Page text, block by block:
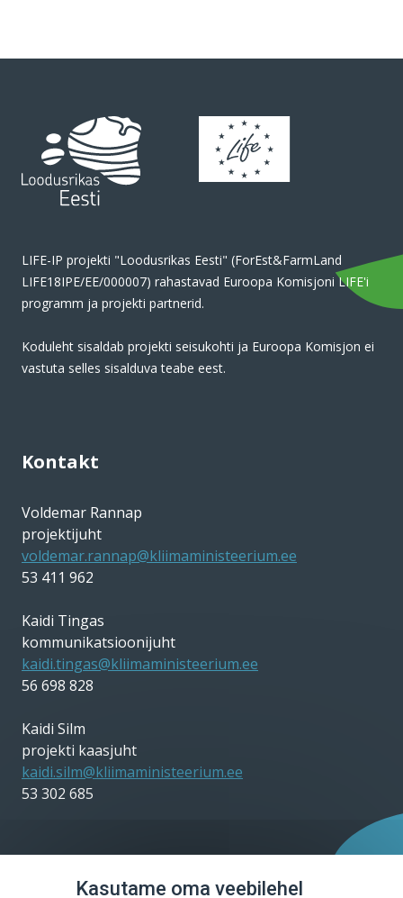
LIFE-IP projekti "Loodusrikas Eesti" (ForEst&FarmLand
LIFE18IPE/EE/000007) rahastavad Euroopa Komisjoni LIFE'i
programm ja projekti partnerid.
Koduleht sisaldab projekti seisukohti ja Euroopa Komisjon ei
vastuta selles sisalduva teabe eest.
Kontakt
Voldemar Rannap
projektijuht
voldemar.rannap@kliimaministeerium.ee
53 411 962
Kaidi Tingas
kommunikatsioonijuht
kaidi.tingas@kliimaministeerium.ee
56 698 828
Kaidi Silm
projekti kaasjuht
kaidi.silm@kliimaministeerium.ee
53 302 685
Kasutame oma veebilehel